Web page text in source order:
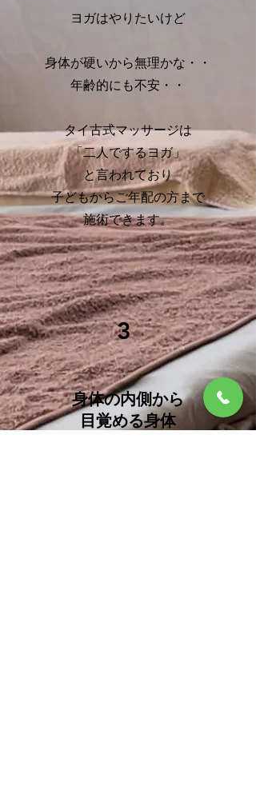
ヨガはやりたいけど
身体が硬いから無理かな・・
年齢的にも不安・・
タイ古式マッサージは
「二人でするヨガ」
と言われており
子どもからご年配の方まで
​施術できます。
3
身体の内側から
​目覚める身体